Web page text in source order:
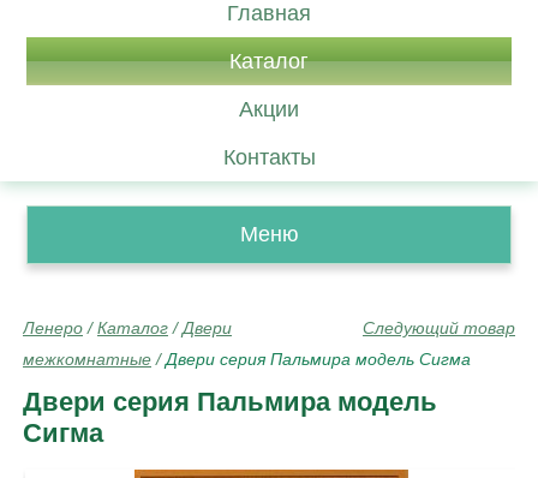
Главная
Каталог
Акции
Контакты
Меню
Следующий товар
Ленеро /Каталог /Двери
межкомнатные /Двери серия Пальмира модель Сигма
Двери серия Пальмира модель
Сигма